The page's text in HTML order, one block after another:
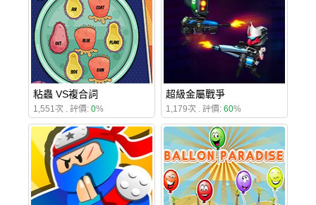
粘蟲 VS複合詞
1,551次 . 評價: 0%
超級金屬戰爭
1,179次 . 評價: 60%